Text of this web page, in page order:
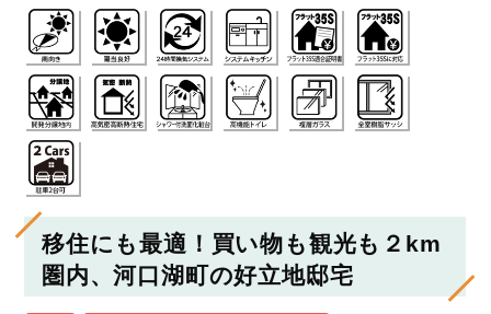
移住にも最適！買い物も観光も２km
圏内、河口湖町の好立地邸宅